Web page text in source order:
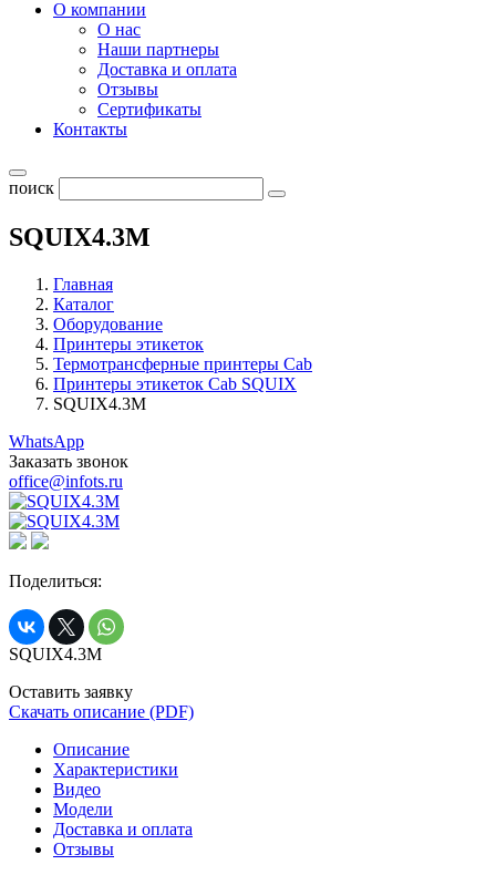
О компании
О нас
Наши партнеры
Доставка и оплата
Отзывы
Сертификаты
Контакты
поиск
SQUIX4.3M
Главная
Каталог
Оборудование
Принтеры этикеток
Термотрансферные принтеры Cab
Принтеры этикеток Cab SQUIX
SQUIX4.3M
WhatsApp
Заказать звонок
office@infots.ru
Поделиться:
SQUIX4.3M
Оставить заявку
Скачать описание (PDF)
Описание
Характеристики
Видео
Модели
Доставка и оплата
Отзывы